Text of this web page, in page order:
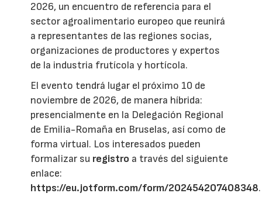
2026, un encuentro de referencia para el
sector agroalimentario europeo que reunirá
a representantes de las regiones socias,
organizaciones de productores y expertos
de la industria frutícola y hortícola.
El evento tendrá lugar el próximo 10 de
noviembre de 2026, de manera híbrida:
presencialmente en la Delegación Regional
de Emilia-Romaña en Bruselas, así como de
forma virtual. Los interesados pueden
formalizar su registro a través del siguiente
enlace:
https://eu.jotform.com/form/202454207408348.